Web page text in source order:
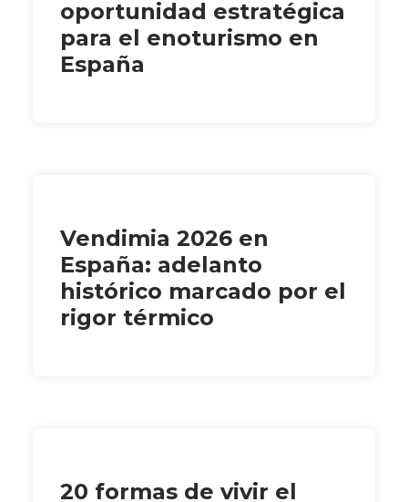
oportunidad estratégica
para el enoturismo en
España
Vendimia 2026 en
España: adelanto
histórico marcado por el
rigor térmico
20 formas de vivir el